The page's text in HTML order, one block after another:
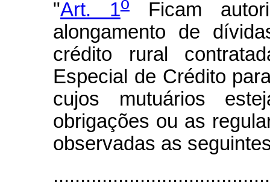
"Art. 1 Ficam
alongamento de
crédito rural
Especial de Crédito
cujos mutuários
obrigações ou as
observadas as